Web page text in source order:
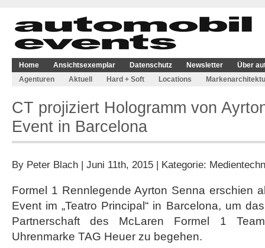
Home Ansichtsexemplar Datenschutz Newsletter
Über
Agenturen
Aktuell Hard + Soft Locations
CT projiziert Hologramm von
Event in Barcelona
By Peter Blach | Juni 11th, 2015 | Kategorie:
Formel 1 Rennlegende Ayrton Senna erschien
Event im „Teatro Principal“ in Barcelona, um
Partnerschaft des McLaren Formel 1
Uhrenmarke TAG Heuer zu begehen.